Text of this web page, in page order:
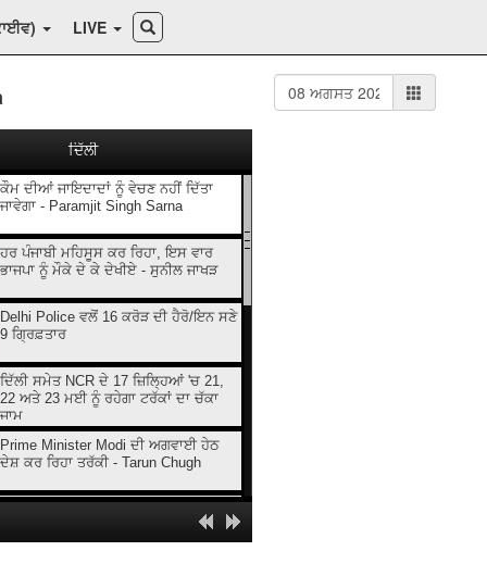
LIVE
ਕੌਮ ਦੀਆਂ ਜਾਇਦਾਦਾਂ ਨੂੰ ਵੇਚਣ ਨਹੀਂ ਦਿੱਤਾ
ਜਾਵੇਗਾ - Paramjit Singh Sarna
ਹਰ ਪੰਜਾਬੀ ਮਹਿਸੂਸ ਕਰ ਰਿਹਾ, ਇਸ ਵਾਰ
ਭਾਜਪਾ ਨੂੰ ਮੌਕੇ ਦੇ ਕੇ ਦੇਖੀਏ - ਸੁਨੀਲ ਜਾਖੜ
Delhi Police ਵਲੋਂ 16 ਕਰੋੜ ਦੀ ਹੈਰੋ/ਇਨ ਸਣੇ
9 ਗ੍ਰਿਫ਼ਤਾਰ
ਦਿੱਲੀ ਸਮੇਤ NCR ਦੇ 17 ਜ਼ਿਲ੍ਹਿਆਂ 'ਚ 21,
22 ਅਤੇ 23 ਮਈ ਨੂੰ ਰਹੇਗਾ ਟਰੱਕਾਂ ਦਾ ਚੱਕਾ
ਜਾਮ
Prime Minister Modi ਦੀ ਅਗਵਾਈ ਹੇਠ
ਦੇਸ਼ ਕਰ ਰਿਹਾ ਤਰੱਕੀ - Tarun Chugh
'ਗੁਰਮਤਿ ਸਮਰ ਕੈਂਪ' 1 ਜੂਨ ਤੋਂ 19 ਜੂਨ ਤੱਕ
ਦਿੱਲੀ